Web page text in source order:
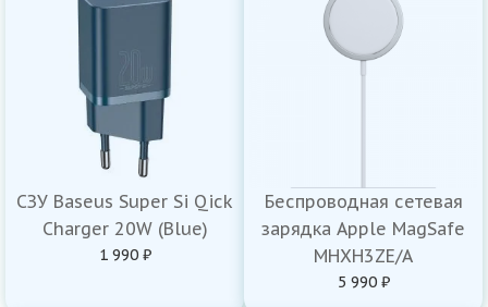
СЗУ Baseus Super Si Qick
Charger 20W (Blue)
1 990 ₽
Беспроводная сетевая
зарядка Apple MagSafe
MHXH3ZE/A
5 990 ₽